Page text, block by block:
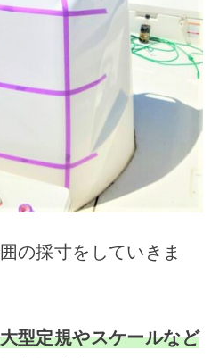
の採寸をしていきま
型定規やスケールなど